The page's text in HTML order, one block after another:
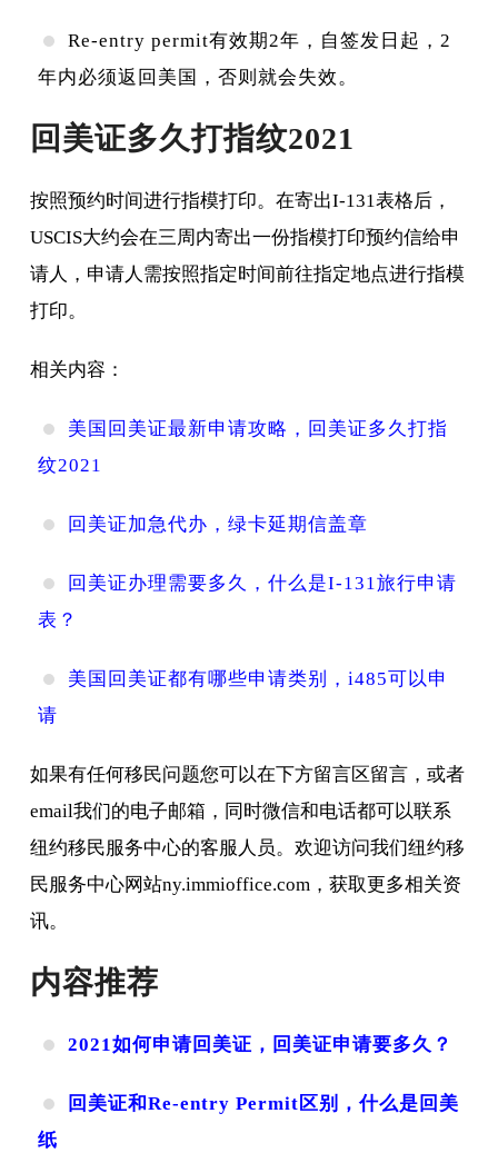
Re-entry permit有效期2年，自签发日起，2
年内必须返回美国，否则就会失效。
回美证多久打指纹2021
按照预约时间进行指模打印。在寄出I-131表格后，
USCIS大约会在三周内寄出一份指模打印预约信给申
请人，申请人需按照指定时间前往指定地点进行指模
打印。
相关内容：
美国回美证最新申请攻略，回美证多久打指
纹2021
回美证加急代办，绿卡延期信盖章
回美证办理需要多久，什么是I-131旅行申请
表？
美国回美证都有哪些申请类别，i485可以申
请
如果有任何移民问题您可以在下方留言区留言，或者
email我们的电子邮箱，同时微信和电话都可以联系
纽约移民服务中心的客服人员。欢迎访问我们纽约移
民服务中心网站ny.immioffice.com，获取更多相关资
讯。
内容推荐
2021如何申请回美证，回美证申请要多久？
回美证和Re-entry Permit区别，什么是回美
纸